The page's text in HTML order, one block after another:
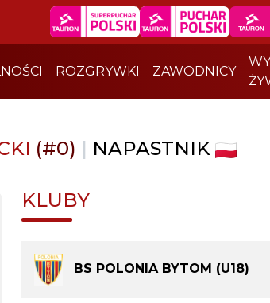
ROZGRYWKI ZAWODNICY
(#0) | NAPASTNIK
KLUBY
BS POLONIA BYTOM (U18)